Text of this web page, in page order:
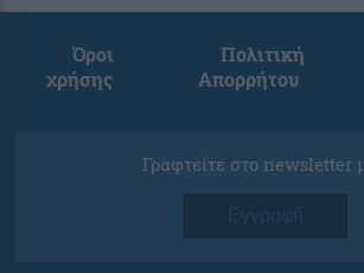
Όροι
χρήσης
Πολιτική
Απορρήτου
Γραφτείτε στο newsletter
Εγγραφή